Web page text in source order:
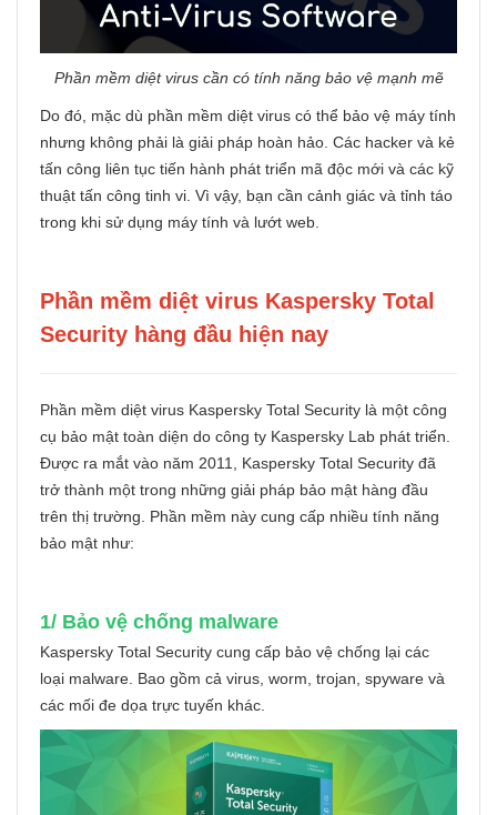
Phần mềm diệt virus cần có tính năng bảo vệ mạnh mẽ
Do đó, mặc dù phần mềm diệt virus có thể bảo vệ máy tính
nhưng không phải là giải pháp hoàn hảo. Các hacker và kẻ
tấn công liên tục tiến hành phát triển mã độc mới và các kỹ
thuật tấn công tinh vi. Vì vậy, bạn cần cảnh giác và tỉnh táo
trong khi sử dụng máy tính và lướt web.
Phần mềm diệt virus Kaspersky Total
Security hàng đầu hiện nay
Phần mềm diệt virus Kaspersky Total Security là một công
cụ bảo mật toàn diện do công ty Kaspersky Lab phát triển.
Được ra mắt vào năm 2011, Kaspersky Total Security đã
trở thành một trong những giải pháp bảo mật hàng đầu
trên thị trường. Phần mềm này cung cấp nhiều tính năng
bảo mật như:
1/ Bảo vệ chống malware
Kaspersky Total Security cung cấp bảo vệ chống lại các
loại malware. Bao gồm cả virus, worm, trojan, spyware và
các mối đe dọa trực tuyến khác.